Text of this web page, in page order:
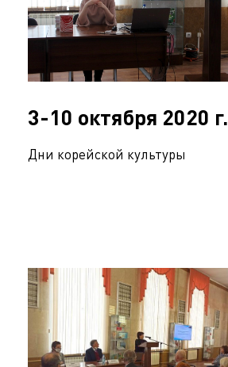
3-10 октября 2020 г.
Дни корейской культуры